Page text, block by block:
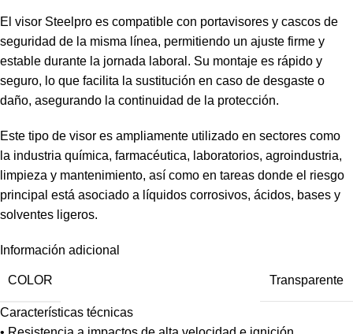
El visor Steelpro es compatible con portavisores y cascos de
seguridad de la misma línea, permitiendo un ajuste firme y
estable durante la jornada laboral. Su montaje es rápido y
seguro, lo que facilita la sustitución en caso de desgaste o
daño, asegurando la continuidad de la protección.
Este tipo de visor es ampliamente utilizado en sectores como
la industria química, farmacéutica, laboratorios, agroindustria,
limpieza y mantenimiento, así como en tareas donde el riesgo
principal está asociado a líquidos corrosivos, ácidos, bases y
solventes ligeros.
Información adicional
COLOR Transparente
Características técnicas